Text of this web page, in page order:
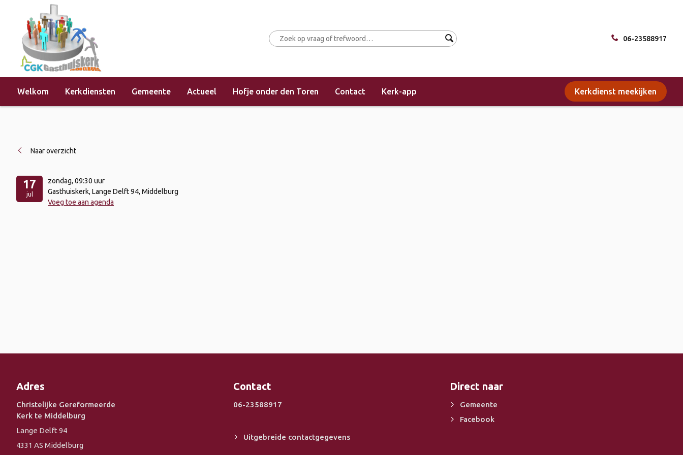
06-23588917
Welkom Kerkdiensten Gemeente Actueel Hofje onder den Toren Contact Kerk-app Kerkdienst meekijken
Home »Evenementen »Kerkdienst (morgendienst)
Naar overzicht
17
jul
zondag, 09:30 uur
Gasthuiskerk, Lange Delft 94, Middelburg
Voeg toe aan agenda
Adres
Christelijke Gereformeerde
Kerk te Middelburg
Lange Delft 94
4331 AS Middelburg
Contact
06-23588917
Uitgebreide contactgegevens
Direct naar
Gemeente
Facebook